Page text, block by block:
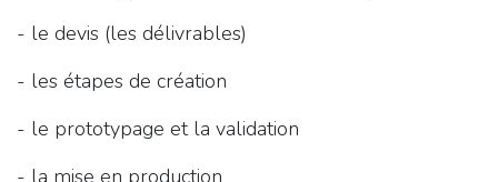
- le devis (les délivrables)
- les étapes de création
- le prototypage et la validation
- la mise en production